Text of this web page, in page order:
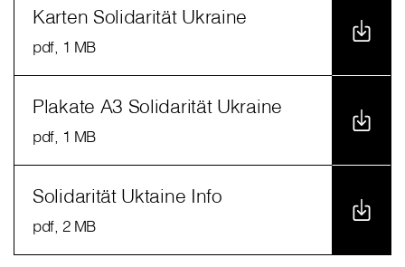
Karten Solidarität Ukraine
pdf, 1 MB
Plakate A3 Solidarität Ukraine
pdf, 1 MB
Solidarität Uktaine Info
pdf, 2 MB